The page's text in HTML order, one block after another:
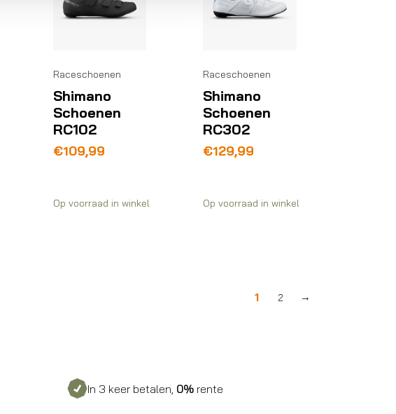
Raceschoenen
Shimano
Schoenen
RC102
€109,99
Op voorraad in winkel
Raceschoenen
Shimano
Schoenen
RC302
€129,99
Op voorraad in winkel
1 2 →
In 3 keer betalen, 0% rente